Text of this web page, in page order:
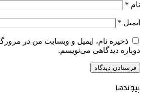
نام *
ایمیل *
ذخیره نام، ایمیل و وبسایت من در
دوباره دیدگاهی می‌نویسم.
پیوندها